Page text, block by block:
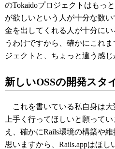
のTokaidoプロジェクトはもっ
が欲しいという人が十分な数
金を出してくれる人が十分にい
うわけですから、確かにこれ
ジェクトと、ちょっと違う感じ
新しいOSSの開発スタ
これを書いている私自身は大
上手く行ってほしいと願って
え、確かにRails環境の構築や
思いますから、Rails.appはほし